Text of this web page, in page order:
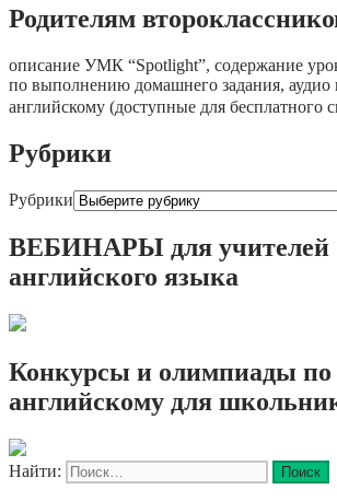
Родителям
описание УМК “Spotlight”, содержание
по выполнению домашнего задания, аудио
английскому (доступные для бесплатного
Рубрики
Рубрики
ВЕБИНАРЫ для учителей
английского языка
Конкурсы и олимпиады по
английскому для
Найти: